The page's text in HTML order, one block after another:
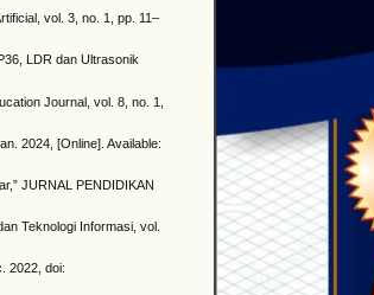
vol. 3, no. 1, pp. 11–
LDR dan Ultrasonik
Journal, vol. 8, no. 1,
2024, [Online]. Available:
JURNAL PENDIDIKAN
Teknologi Informasi, vol.
2022, doi: